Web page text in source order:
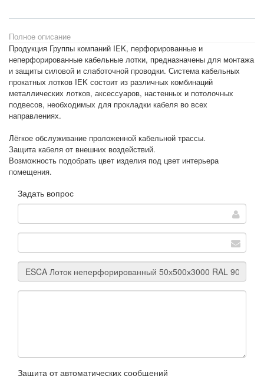
Полное описание
Продукция Группы компаний IEK, перфорированные и
неперфорированные кабельные лотки, предназначены для монтажа
и защиты силовой и слаботочной проводки. Система кабельных
прокатных лотков IEK состоит из различных комбинаций
металлических лотков, аксессуаров, настенных и потолочных
подвесов, необходимых для прокладки кабеля во всех
направлениях.
Лёгкое обслуживание проложенной кабельной трассы.
Защита кабеля от внешних воздействий.
Возможность подобрать цвет изделия под цвет интерьера
помещения.
Задать вопрос
Защита от автоматических сообщений